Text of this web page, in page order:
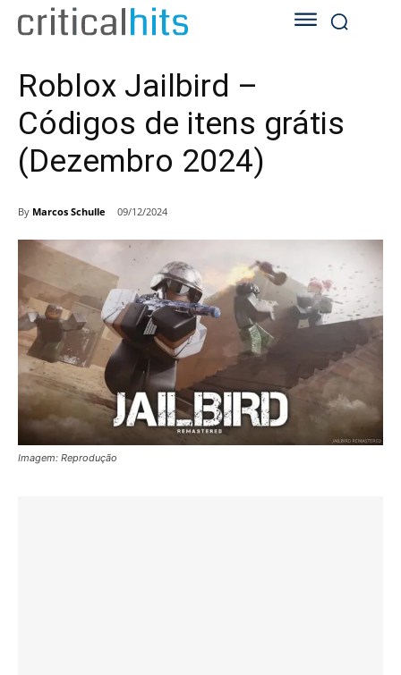
Roblox Jailbird –
Códigos de itens grátis
(Dezembro 2024)
By Marcos Schulle 09/12/2024
Imagem: Reprodução